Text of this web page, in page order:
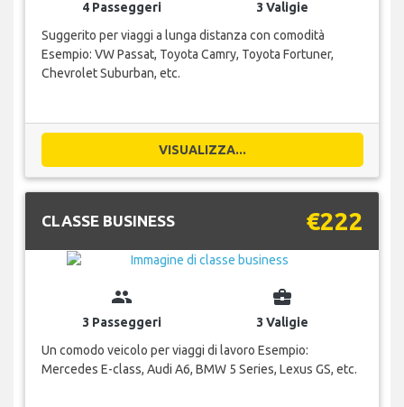
4 Passeggeri
3 Valigie
Suggerito per viaggi a lunga distanza con comodità
Esempio: VW Passat, Toyota Camry, Toyota Fortuner,
Chevrolet Suburban, etc.
VISUALIZZA...
CLASSE BUSINESS €222
group
3 Passeggeri
business_center
3 Valigie
Un comodo veicolo per viaggi di lavoro Esempio:
Mercedes E-class, Audi A6, BMW 5 Series, Lexus GS, etc.